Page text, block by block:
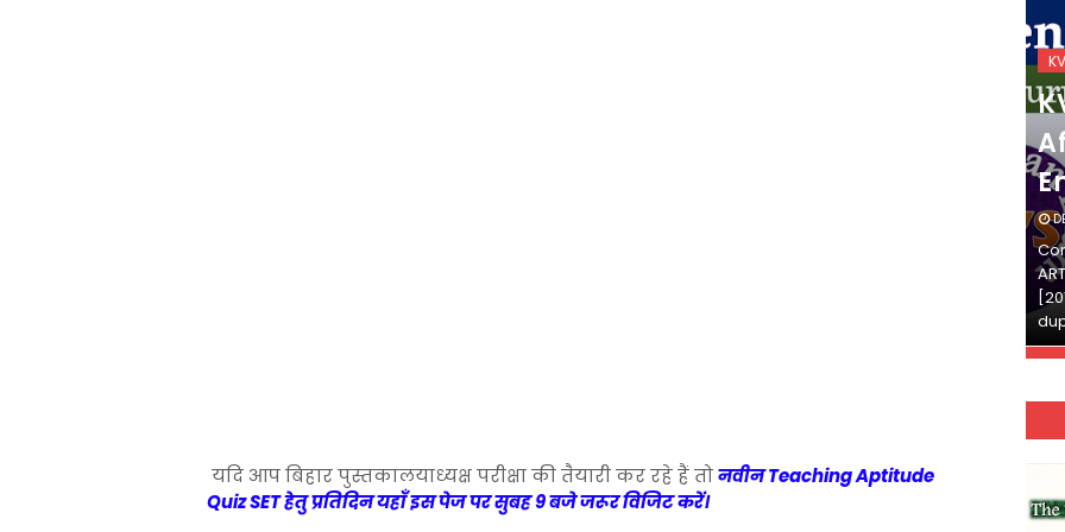
यदि आप बिहार पुस्तकालयाध्यक्ष परीक्षा की तैयारी कर रहे हैं तोनवीन Teaching Aptitude
Quiz SET हेतु प्रतिदिन यहाँ इस पेज पर सुबह 9 बजे जरूर विजिट करें।